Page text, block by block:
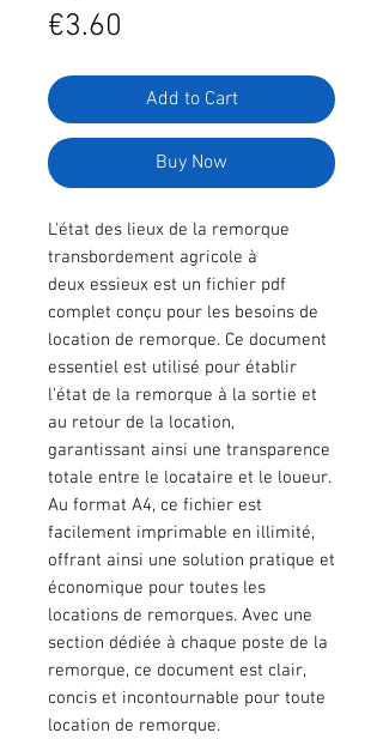
€3.60
Add to Cart
Buy Now
L'état des lieux de la remorque
transbordement agricole à
deux essieux est un fichier pdf
complet conçu pour les besoins de
location de remorque. Ce document
essentiel est utilisé pour établir
l'état de la remorque à la sortie et
au retour de la location,
garantissant ainsi une transparence
totale entre le locataire et le loueur.
Au format A4, ce fichier est
facilement imprimable en illimité,
offrant ainsi une solution pratique et
économique pour toutes les
locations de remorques. Avec une
section dédiée à chaque poste de la
remorque, ce document est clair,
concis et incontournable pour toute
location de remorque.